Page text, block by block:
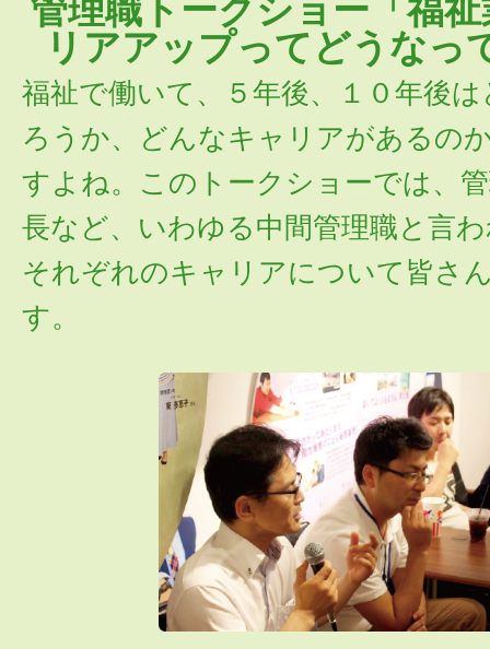
管理職トークショー「福
リアアップってどうなっ
福祉で働いて、５年後、１０年後
ろうか、どんなキャリアがあるの
すよね。このトークショーでは、
長など、いわゆる中間管理職と言
それぞれのキャリアについて皆さ
す。